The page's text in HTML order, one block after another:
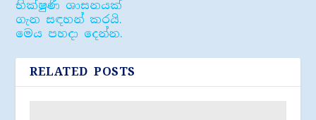
භික්ෂුණී ශාසනයක්
ගැන සඳහන් කරයි.
මෙය පහදා දෙන්න.
RELATED POSTS